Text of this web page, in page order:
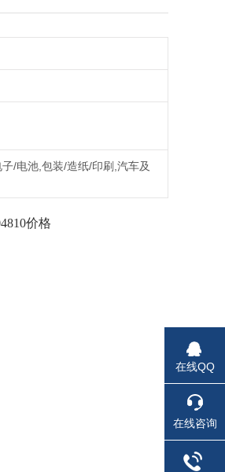
/电池,包装/造纸/印刷,汽车及
价格
在线QQ
在线咨询